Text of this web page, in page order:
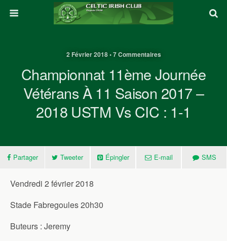
2 Février 2018 • 7 Commentaires
Championnat 11ème Journée
Vétérans À 11 Saison 2017 –
2018 USTM Vs CIC : 1-1
Partager Tweeter Épingler E-mail SMS
Vendredi 2 février 2018
Stade Fabregoules 20h30
Buteurs : Jeremy